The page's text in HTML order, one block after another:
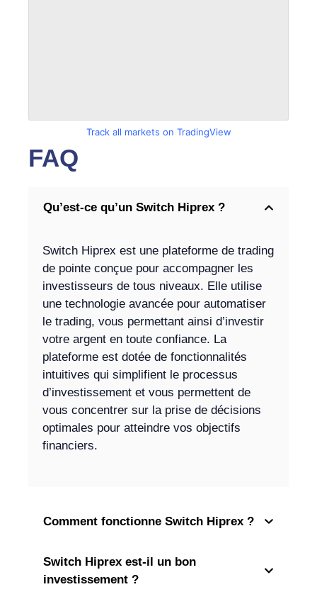
Track all markets on TradingView
FAQ
Qu’est-ce qu’un Switch Hiprex ?
Switch Hiprex est une plateforme de trading
de pointe conçue pour accompagner les
investisseurs de tous niveaux. Elle utilise
une technologie avancée pour automatiser
le trading, vous permettant ainsi d’investir
votre argent en toute confiance. La
plateforme est dotée de fonctionnalités
intuitives qui simplifient le processus
d’investissement et vous permettent de
vous concentrer sur la prise de décisions
optimales pour atteindre vos objectifs
financiers.
Comment fonctionne Switch Hiprex ?
Switch Hiprex est-il un bon
investissement ?